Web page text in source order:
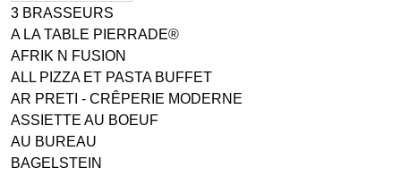
3 BRASSEURS
A LA TABLE PIERRADE®
AFRIK N FUSION
ALL PIZZA ET PASTA BUFFET
AR PRETI - CRÊPERIE MODERNE
ASSIETTE AU BOEUF
AU BUREAU
BAGELSTEIN